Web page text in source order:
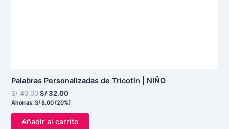
Palabras Personalizadas de Tricotín | NIÑO
S/40.00S/32.00
Ahorras:S/8.00 (20%)
Añadir al carrito